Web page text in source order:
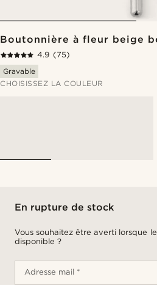
Boutonnière à fleur beige
4.9 (75)
Gravable
CHOISISSEZ LA COULEUR
En rupture de stock
Vous souhaitez être averti lorsque
disponible ?
Adresse mail *